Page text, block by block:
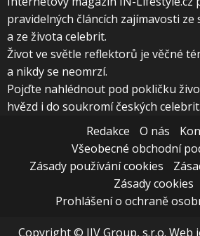
pravidelných článcích zajímavosti ze
a ze života celebrit.
Život ve světle reflektorů je věčné
a nikdy se neomrzí.
Pojďte nahlédnout pod pokličku
hvězd i do soukromí českých celebrit.
Redakce
O nás
Všeobecné obchodní
Zásady používání cookies
Zásady cookies
Prohlášení o ochraně
Copyright © JJV Group, s.r.o.